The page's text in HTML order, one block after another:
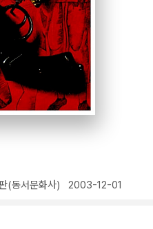
(동서문화사) 2003-12-01